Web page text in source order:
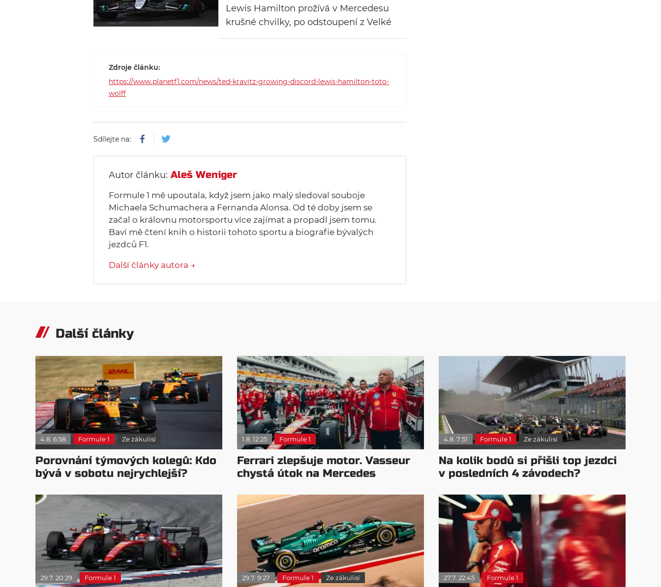
Lewis Hamilton prožívá v Mercedesu
krušné chvilky, po odstoupení z Velké
ceny Austrálie se svěřil novinářům, že
Zdroje článku:
https://www.planetf1.com/news/ted-kravitz-growing-discord-lewis-hamilton-toto-
wolff
Sdílejte na:
Autor článku: Aleš Weniger
Formule 1 mě upoutala, když jsem jako malý sledoval souboje
Michaela Schumachera a Fernanda Alonsa. Od té doby jsem se
začal o královnu motorsportu více zajímat a propadl jsem tomu.
Baví mě čtení knih o historii tohoto sportu a biografie bývalých
jezdců F1.
Další články autora →
Další články
4.8. 6:58 Formule 1 Ze zákulisí
Porovnání týmových kolegů: Kdo
bývá v sobotu nejrychlejší?
1.8. 12:25 Formule 1
Ferrari zlepšuje motor. Vasseur
chystá útok na Mercedes
4.8. 7:51 Formule 1 Ze zákulisí
Na kolik bodů si přišli top jezdci
v posledních 4 závodech?
29.7. 20:29 Formule 1 29.7. 9:27 Formule 1 Ze zákulisí 27.7. 22:45 Formule 1